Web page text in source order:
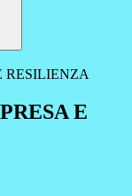
RESILIENZA
E